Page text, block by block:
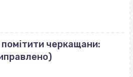
черкащани: